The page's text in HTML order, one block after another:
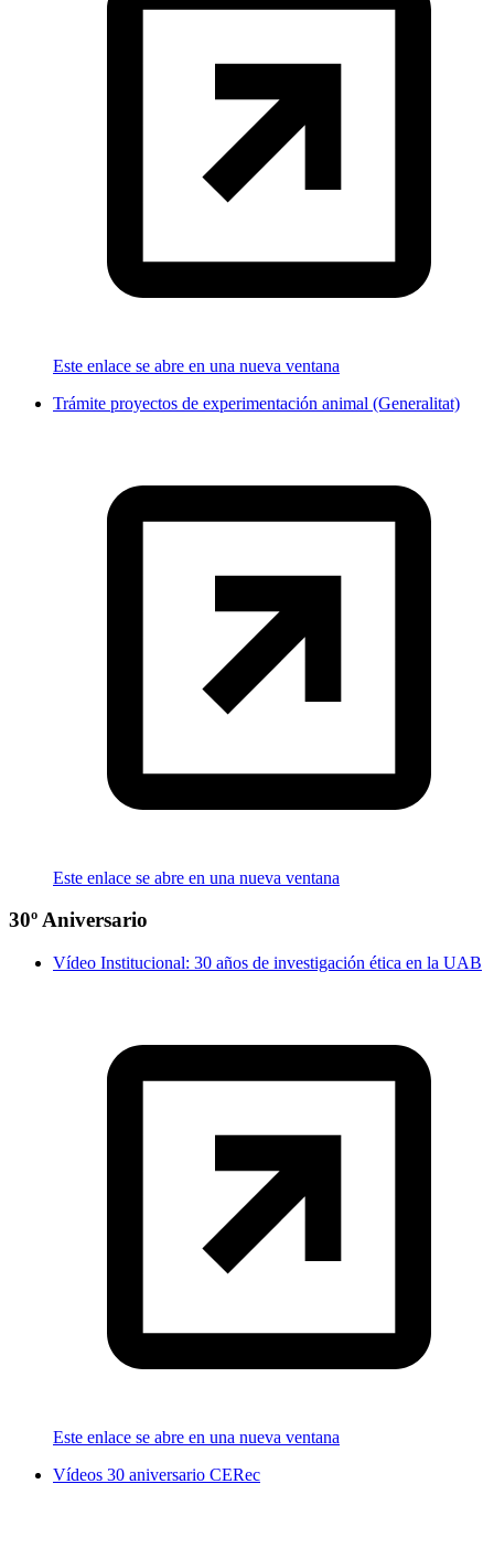
Este enlace se abre en una nueva ventana
Trámite proyectos de experimentación animal (Generalitat)
Este enlace se abre en una nueva ventana
30º Aniversario
Vídeo Institucional: 30 años de investigación ética en la UAB
Este enlace se abre en una nueva ventana
Vídeos 30 aniversario CERec